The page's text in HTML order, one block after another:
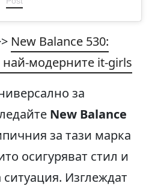
New Balance 530:
модерните it-girls
за
New Balance
за тази марка
осигуряват стил и
Изглеждат